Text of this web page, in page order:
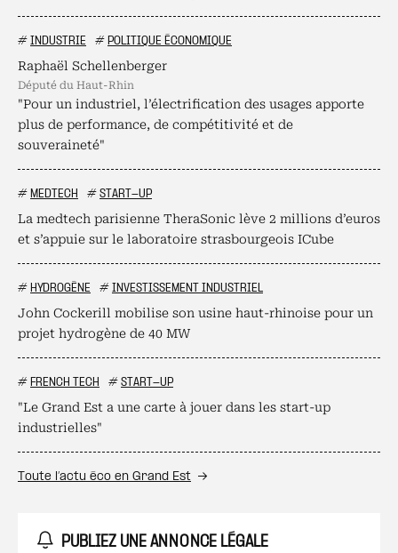
# INDUSTRIE # POLITIQUE ÉCONOMIQUE
Raphaël Schellenberger
député du Haut-Rhin
"Pour un industriel, l’électrification des usages apporte
plus de performance, de compétitivité et de
souveraineté"
# MEDTECH # START-UP
La medtech parisienne TheraSonic lève 2 millions d’euros
et s’appuie sur le laboratoire strasbourgeois ICube
# HYDROGÈNE # INVESTISSEMENT INDUSTRIEL
John Cockerill mobilise son usine haut-rhinoise pour un
projet hydrogène de 40 MW
# FRENCH TECH # START-UP
"Le Grand Est a une carte à jouer dans les start-up
industrielles"
Toute l’actu éco en Grand Est
PUBLIEZ UNE ANNONCE LÉGALE